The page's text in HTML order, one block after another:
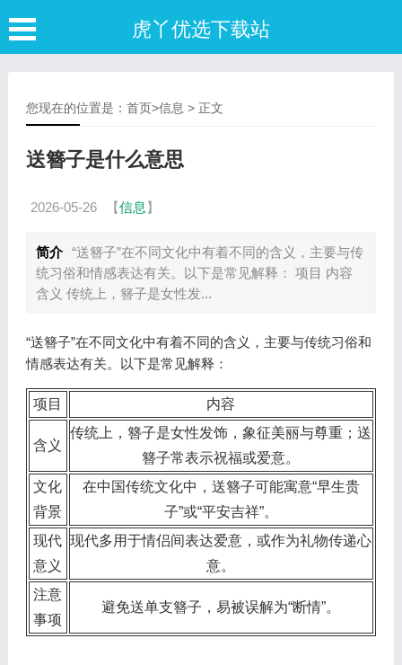
虎丫优选下载站
您现在的位置是： 首页>信息 > 正文
送簪子是什么意思
2026-05-26 【信息 】
简介 “送簪子”在不同文化中有着不同的含义，主要与传
统习俗和情感表达有关。以下是常见解释： 项目 内容
含义 传统上，簪子是女性发...
“送簪子”在不同文化中有着不同的含义，主要与传统习俗和
情感表达有关。以下是常见解释：
项目 内容
含义
传统上，簪子是女性发饰，象征美丽与尊重；送
簪子常表示祝福或爱意。
文化
背景
在中国传统文化中，送簪子可能寓意“早生贵
子”或“平安吉祥”。
现代
意义
现代多用于情侣间表达爱意，或作为礼物传递心
意。
注意
事项
避免送单支簪子，易被误解为“断情”。